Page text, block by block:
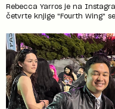
Rebecca Yarros je na
četvrte knjige "Fourth Wing"